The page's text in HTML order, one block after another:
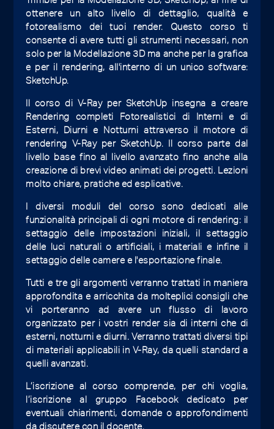
ottenere un alto livello di dettaglio, qualità e
fotorealismo dei tuoi render. Questo corso ti
consente di avere tutti gli strumenti necessari, non
solo per la Modellazione 3D ma anche per la grafica
e per il rendering, all'interno di un unico software:
SketchUp.
Il corso di V-Ray per SketchUp insegna a creare
Rendering completi Fotorealistici di Interni e di
Esterni, Diurni e Notturni attraverso il motore di
rendering V-Ray per SketchUp. Il corso parte dal
livello base fino al livello avanzato fino anche alla
creazione di brevi video animati dei progetti. Lezioni
molto chiare, pratiche ed esplicative.
I diversi moduli del corso sono dedicati alle
funzionalità principali di ogni motore di rendering: il
settaggio delle impostazioni iniziali, il settaggio
delle luci naturali o artificiali, i materiali e infine il
settaggio delle camere e l'esportazione finale.
Tutti e tre gli argomenti verranno trattati in maniera
approfondita e arricchita da molteplici consigli che
vi porteranno ad avere un flusso di lavoro
organizzato per i vostri render sia di interni che di
esterni, notturni e diurni. Verranno trattati diversi tipi
di materiali applicabili in V-Ray, da quelli standard a
quelli avanzati.
L’iscrizione al corso comprende, per chi voglia,
l’iscrizione al gruppo Facebook dedicato per
eventuali chiarimenti, domande o approfondimenti
da discutere con il docente.